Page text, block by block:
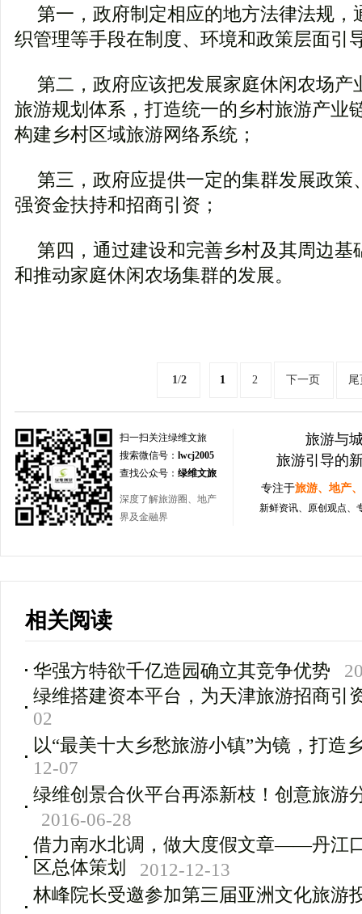
第一，政府制定相应的地方法律法规，
织管理等手段在制度、环境和政策层面引
第二，政府应该把发展家庭休闲农场产
旅游规划体系，打造统一的乡村旅游产业
构建乡村区域旅游网络系统；
第三，政府应提供一定的集群发展政策
强资金扶持和招商引资；
第四，通过建设和完善乡村及其周边基
和推动家庭休闲农场集群的发展。
1/2 1 2 下一页
扫一扫关注绿维文旅
搜索微信号： lwcj2005
查找公众号： 绿维文旅
深度了解旅游圈、地产
界及金融界
旅游与
旅游引导的
专注于旅游、地产
新鲜资讯、原创观点、
相关阅读
华强方特欲千亿造园确立其竞争优势
绿维搭建资本平台，为天津旅游招商引
02
以“最美十大乡愁旅游小镇”为镜，打造
12-07
绿维创景合伙平台再添新枝！创意旅游
2016-06-28
借力南水北调，做大度假文章――丹江
区总体策划
2012-12-13
林峰院长受邀参加第三届亚洲文化旅游